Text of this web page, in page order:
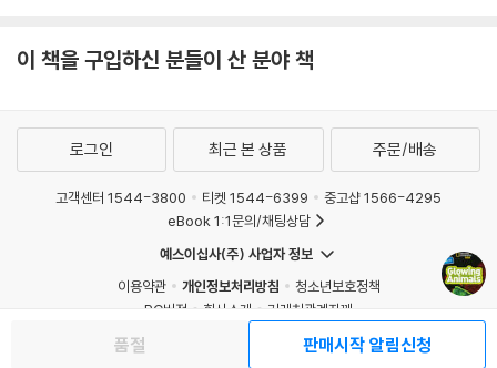
이 책을 구입하신 분들이 산 분야 책
품절 판매시작 알림신청
로그인 최근 본 상품 주문/배송
고객센터 1544-3800 티켓 1544-6399
중고샵 1566-4295
eBook 1:1문의/채팅상담
예스이십사(주) 사업자 정보
이용약관
개인정보처리방침
청소년보호정책
PC버전
회사소개
거래처관계자께
Copyright © YES24 Corp. All Rights Reserved.